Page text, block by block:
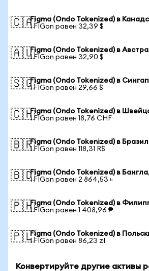
🇨🇦Figma (Ondo Tokenized) в
1 FIGon равен 32,39 $
🇦🇺Figma (Ondo Tokenized) в
1 FIGon равен 32,90 $
🇸🇬Figma (Ondo Tokenized) в
1 FIGon равен 29,66 $
🇨🇭Figma (Ondo Tokenized) в
1 FIGon равен 18,76 CHF
🇧🇷Figma (Ondo Tokenized) в
1 FIGon равен 118,31 R$
🇧🇩Figma (Ondo Tokenized) в
1 FIGon равен 2 864,53 ৳
🇵🇭Figma (Ondo Tokenized) в
1 FIGon равен 1 408,96 ₱
🇵🇱Figma (Ondo Tokenized) в
1 FIGon равен 86,23 zł
Конвертируйте другие активы